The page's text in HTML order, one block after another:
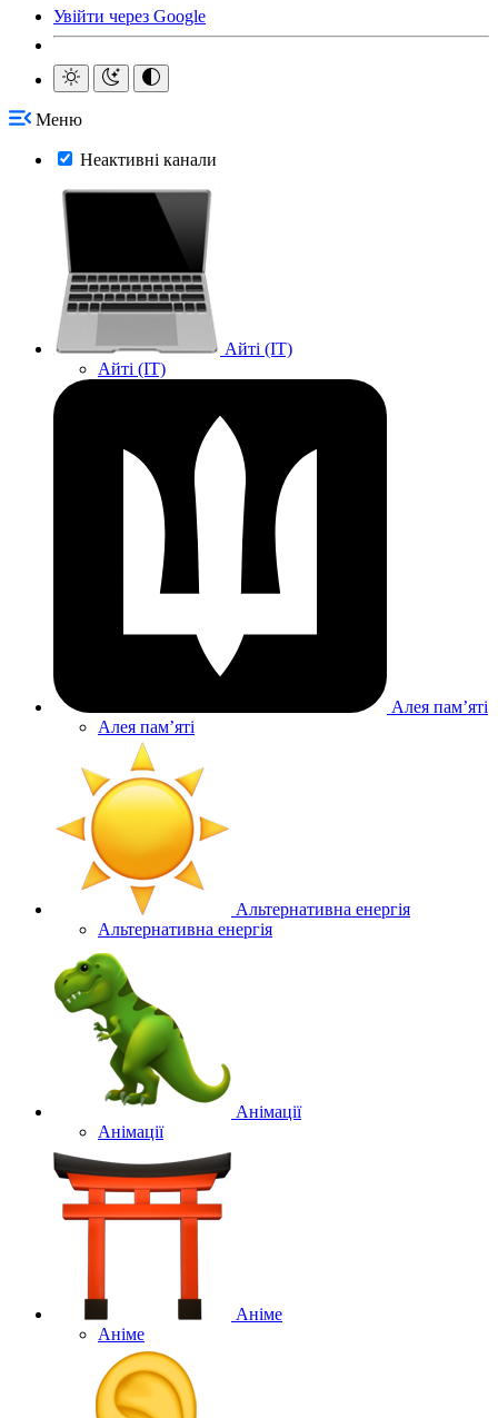
Увійти через Google
Меню
Неактивні канали
Айті (IT)
Айті (IT)
Алея памʼяті
Алея памʼяті
Альтернативна енергія
Альтернативна енергія
Анімації
Анімації
Аніме
Аніме